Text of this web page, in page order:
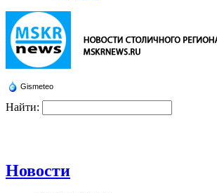
Gismeteo
Найти:
Новости